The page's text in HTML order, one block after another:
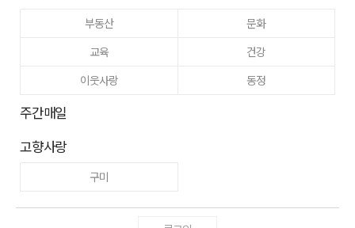
부동산
문화
교육
건강
이웃사랑
동정
주간매일
고향사랑
구미